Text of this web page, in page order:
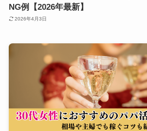
NG例【2026年最新】
2026年4月3日